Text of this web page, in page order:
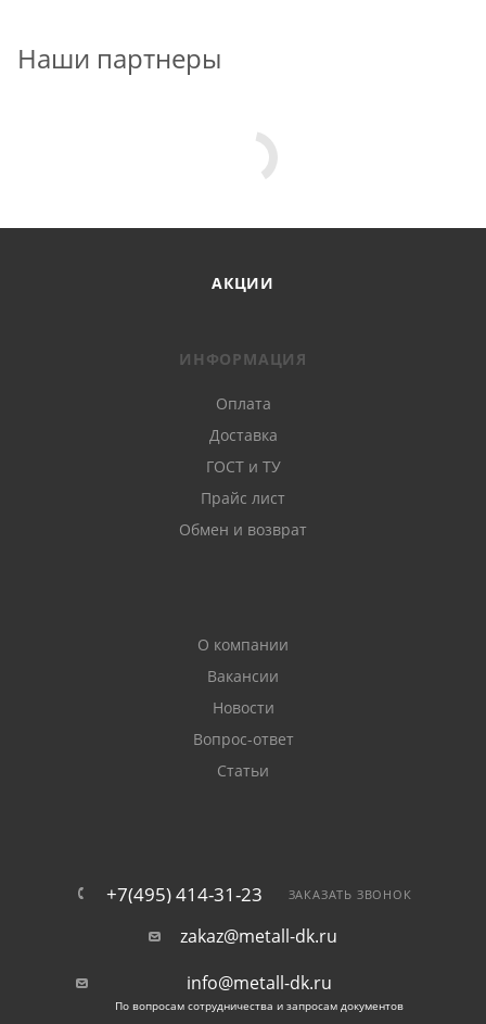
Наши партнеры
АКЦИИ
ИНФОРМАЦИЯ
Оплата
Доставка
ГОСТ и ТУ
Прайс лист
Обмен и возврат
О компании
Вакансии
Новости
Вопрос-ответ
Статьи
+7(495) 414-31-23 ЗАКАЗАТЬ ЗВОНОК
zakaz@metall-dk.ru
info@metall-dk.ru
По вопросам сотрудничества и запросам документов